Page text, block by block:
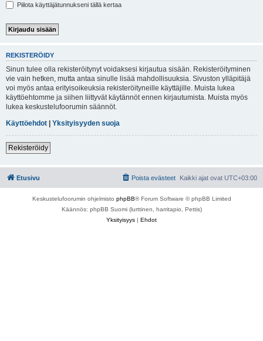
Piilota käyttäjätunnukseni tällä kertaa
REKISTERÖIDY
Sinun tulee olla rekisteröitynyt voidaksesi kirjautua sisään. Rekisteröityminen
vie vain hetken, mutta antaa sinulle lisää mahdollisuuksia. Sivuston ylläpitäjä
voi myös antaa erityisoikeuksia rekisteröityneille käyttäjille. Muista lukea
käyttöehtomme ja siihen liittyvät käytännöt ennen kirjautumista. Muista myös
lukea keskustelufoorumin säännöt.
Käyttöehdot | Yksityisyyden suoja
Rekisteröidy
Etusivu Kaikki ajat ovat UTC+03:00
Poista evästeet
Keskustelufoorumin ohjelmisto phpBB® Forum Software © phpBB Limited
Käännös: phpBB Suomi (lurttinen, harritapio, Pettis)
Yksityisyys | Ehdot